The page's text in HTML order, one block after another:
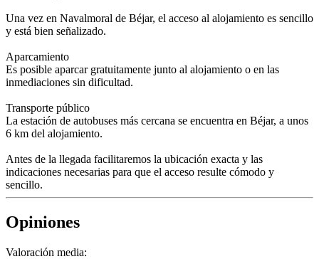
Una vez en Navalmoral de Béjar, el acceso al alojamiento es sencillo
y está bien señalizado.
Aparcamiento
Es posible aparcar gratuitamente junto al alojamiento o en las
inmediaciones sin dificultad.
Transporte público
La estación de autobuses más cercana se encuentra en Béjar, a unos
6 km del alojamiento.
Antes de la llegada facilitaremos la ubicación exacta y las
indicaciones necesarias para que el acceso resulte cómodo y
sencillo.
Opiniones
Valoración media: